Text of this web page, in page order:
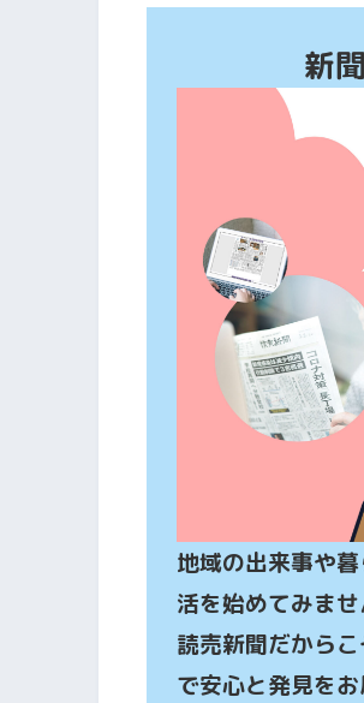
新
地域の出来事や
活を始めてみませ
読売新聞だから
で安心と発見をお